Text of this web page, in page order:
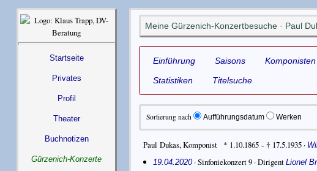
Startseite
Privates
Profil
Theater
Buchnotizen
Gürzenich-Konzerte
Meine Gürzenich-Konzertbesuche · Paul
Einführung Saisons Komponisten
Statistiken
Titelsuche
Sortierung nach Aufführungsdatum Werken
Paul Dukas,Komponist * 1.10.1865 - † 17.5.1935·
19.04.2020· Sinfoniekonzert 9 ·Dirigent Lionel